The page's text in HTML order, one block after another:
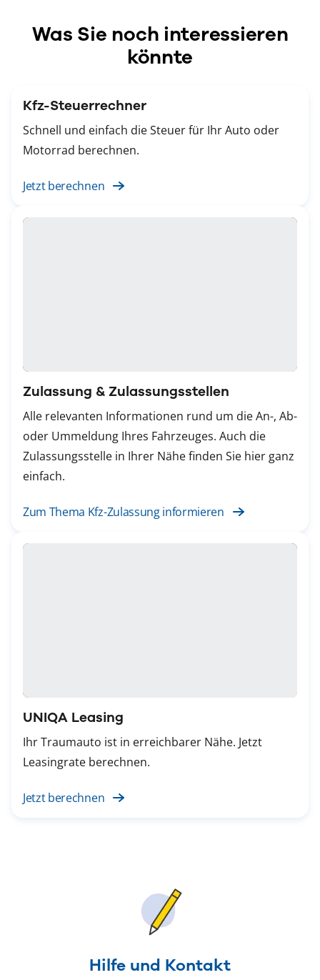
Was Sie noch interessieren
könnte
Kfz-Steuerrechner
Schnell und einfach die Steuer für Ihr Auto oder
Motorrad berechnen.
Jetzt berechnen
Zulassung & Zulassungsstellen
Alle relevanten Informationen rund um die An-, Ab-
oder Ummeldung Ihres Fahrzeuges. Auch die
Zulassungsstelle in Ihrer Nähe finden Sie hier ganz
einfach.
Zum Thema Kfz-Zulassung informieren
UNIQA Leasing
Ihr Traumauto ist in erreichbarer Nähe. Jetzt
Leasingrate berechnen.
Jetzt berechnen
Hilfe und Kontakt